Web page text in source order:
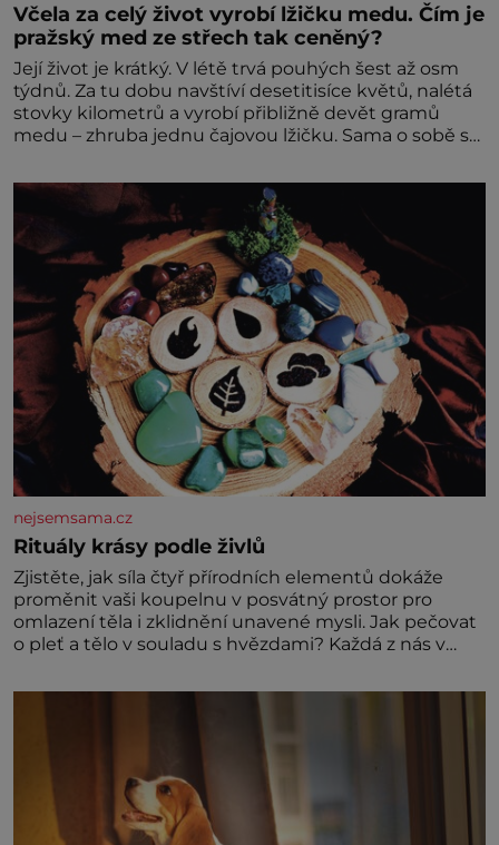
Včela za celý život vyrobí lžičku medu. Čím je
pražský med ze střech tak ceněný?
Její život je krátký. V létě trvá pouhých šest až osm
týdnů. Za tu dobu navštíví desetitisíce květů, nalétá
stovky kilometrů a vyrobí přibližně devět gramů
medu – zhruba jednu čajovou lžičku. Sama o sobě se
dalšími desítkami tisíc příslušnic svého včelstva,
vznikne jeden z nejdokonalejších organismů
nejsemsama.cz
Rituály krásy podle živlů
Zjistěte, jak síla čtyř přírodních elementů dokáže
proměnit vaši koupelnu v posvátný prostor pro
omlazení těla i zklidnění unavené mysli. Jak pečovat
o pleť a tělo v souladu s hvězdami? Každá z nás v
naší povaze, ale i v potřebách naší pokožky. Ohnivá
znamení Ženy narozené ve znamení Berana, Lva a
Střelce v sobě nesou žár, odvahu a neutuchající elán.